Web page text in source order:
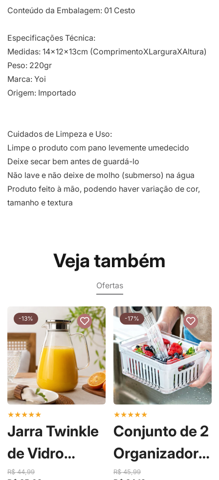
Conteúdo da Embalagem: 01 Cesto
Especificações Técnica:
Medidas: 14x12x13cm (ComprimentoXLarguraXAltura)
Peso: 220gr
Marca: Yoi
Origem: Importado
Cuidados de Limpeza e Uso:
Limpe o produto com pano levemente umedecido
Deixe secar bem antes de guardá-lo
Não lave e não deixe de molho (submerso) na água
Produto feito à mão, podendo haver variação de cor,
tamanho e textura
Veja também
Ofertas
-13%
★★★★★
Jarra Twinkle
de Vidro
Borossilicato
R$ 44,99
-17%
★★★★★
Conjunto de 2
Organizadores
de Geladeira
R$ 45,99